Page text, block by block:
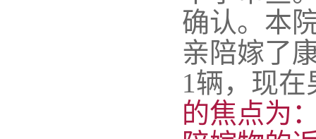
确认。本
亲陪嫁了
1辆，现
的焦点为